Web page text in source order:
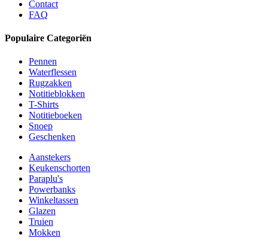
Contact
FAQ
Populaire Categoriën
Pennen
Waterflessen
Rugzakken
Notitieblokken
T-Shirts
Notitieboeken
Snoep
Geschenken
Aanstekers
Keukenschorten
Paraplu's
Powerbanks
Winkeltassen
Glazen
Truien
Mokken